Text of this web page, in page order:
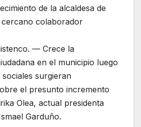
de la alcaldesa de
colaborador
— Crece la
en el municipio luego
surgieran
el presunto incremento
Olea, actual presidenta
Garduño.